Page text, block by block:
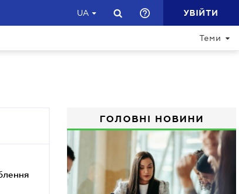
UA УВІЙТИ
Теми
ГОЛОВНІ НОВИНИ